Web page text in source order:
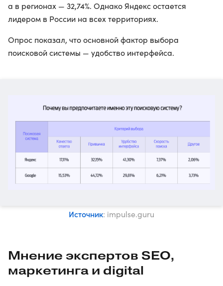
а в регионах — 32,74%. Однако Яндекс остается
лидером в России на всех территориях.
Опрос показал, что основной фактор выбора
поисковой системы — удобство интерфейса.
Источник: impulse.guru
Мнение экспертов SEO,
маркетинга и digital